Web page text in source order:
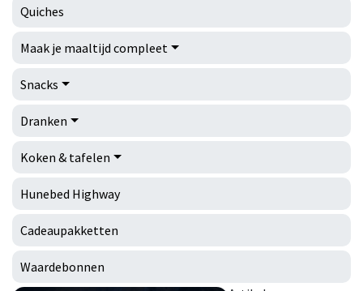
Quiches
Maak je maaltijd compleet
Snacks
Dranken
Koken & tafelen
Hunebed Highway
Cadeaupakketten
Waardebonnen